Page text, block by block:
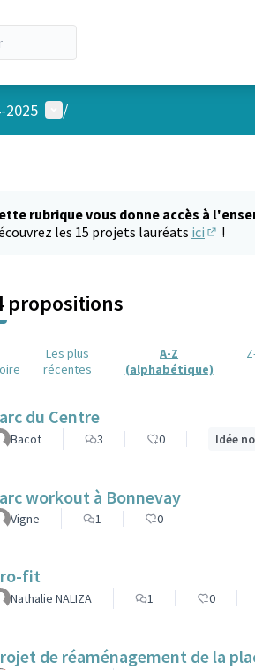
2025 Menu utilisateur
/
rubrique vous donne accès à
les 15 projets lauréats ici !
propositions
Les plus
récentes
A-Z
(alphabétique)
du Centre
Bacot 3 0 Idée
workout à Bonnevay
Vigne 1 0
fit
Nathalie NALIZA 1 0
de réaménagement de la